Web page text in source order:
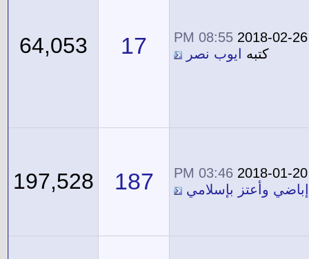
2018-02-26
08:55 PM
كتبه
ايوب نصر 17
64,053
2018-01-20
03:46 PM
إباضي وأعتز بإسلامي
187
197,528